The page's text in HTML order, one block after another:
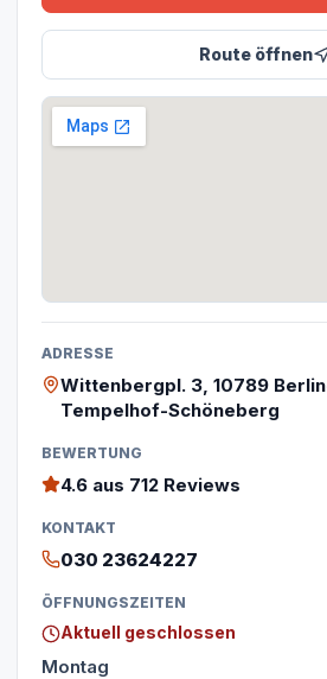
Route öffnen
ADRESSE
Wittenbergpl. 3, 10789
Tempelhof-Schöneberg
BEWERTUNG
4.6 aus 712 Reviews
KONTAKT
030 23624227
ÖFFNUNGSZEITEN
Aktuell geschlossen
Montag